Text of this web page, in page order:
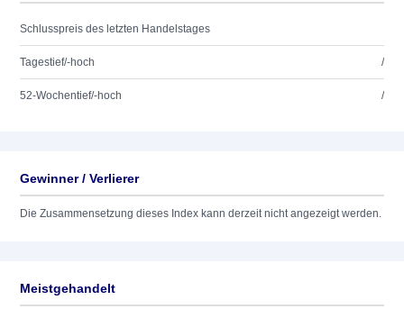
Schlusspreis des letzten Handelstages
Tagestief/-hoch /
52-Wochentief/-hoch /
Gewinner / Verlierer
Die Zusammensetzung dieses Index kann derzeit nicht angezeigt werden.
Meistgehandelt